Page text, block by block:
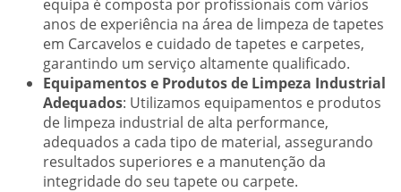
equipa é composta por profissionais com vários
anos de experiência na área de limpeza de tapetes
em Carcavelos e cuidado de tapetes e carpetes,
garantindo um serviço altamente qualificado.
Equipamentos e Produtos de Limpeza Industrial
Adequados: Utilizamos equipamentos e produtos
de limpeza industrial de alta performance,
adequados a cada tipo de material, assegurando
resultados superiores e a manutenção da
integridade do seu tapete ou carpete.